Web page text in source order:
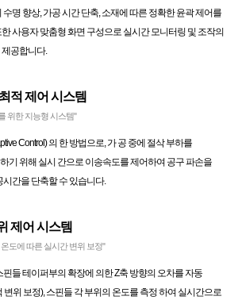
수명 향상, 가공 시간 단축, 소재에 따른 정확한 윤곽 제어를
사용자 맞춤형 화면 구성으로 실시간 모니터링 및 조작의
공합니다.
적 제어 시스템
위한 지능형 시스템"
Control) 의 한 방법으로, 가 공 중에 절삭 부하를
기 위해 실시 간으로 이송속도를 제어하여 공구 파손을
시간을 단축할 수 있습니다.
제어 시스템
도에 따른 실시간 변위 보정"
핀들 테이퍼부의 확장에 의한 Z축 방향의 오차를 자동
변위 보정), 스핀들 각 부위의 온도를 측정 하여 실시간으로